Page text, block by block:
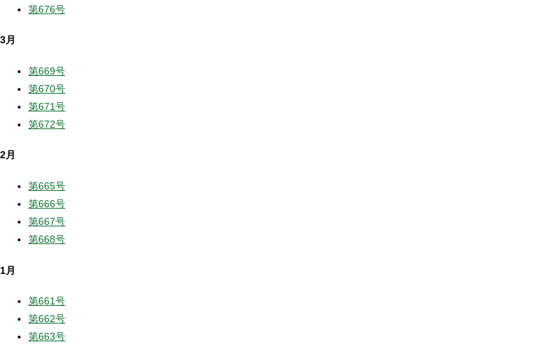
第676号
3月
第669号
第670号
第671号
第672号
2月
第665号
第666号
第667号
第668号
1月
第661号
第662号
第663号